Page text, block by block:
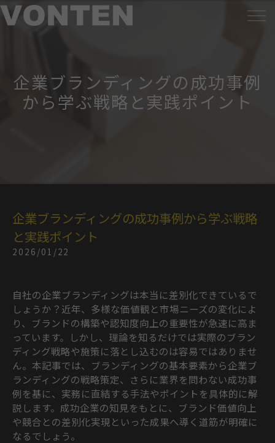
企業ブランディングの成功事例
から学ぶ戦略と実践ポイント
企業ブランディングの成功事例から学ぶ戦略
と実践ポイント
2026/01/22
自社の企業ブランディングは本当に差別化できているで
しょうか？近年、多様な価値観と市場ニーズの変化によ
り、ブランドの構築や認知度向上の重要性が急速に高ま
っています。しかし、理論を知るだけでは実際のブラン
ディング戦略や施策に落とし込むのは容易ではありませ
ん。本記事では、ブランディングの基本要素から企業ブ
ランディングの戦略策定、さらに業界を問わない成功事
例を基に、実務に直結する手法やポイントを具体的に解
説します。成功企業の知見をもとに、ブランド価値向上
や競合との差別化実現といった成果へ導く道筋が明確に
なるでしょう。